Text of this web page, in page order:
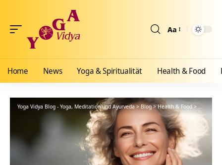
Aa
Home News Yoga & Spiritualität Health & Food
Yoga Vidya Blog - Yoga, Meditation und Ayurveda>Blog>Health & Food>Ayurveda